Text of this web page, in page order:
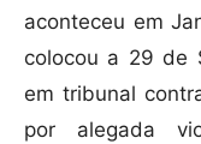
aconteceu em
colocou a 29 de
em tribunal
por alegada